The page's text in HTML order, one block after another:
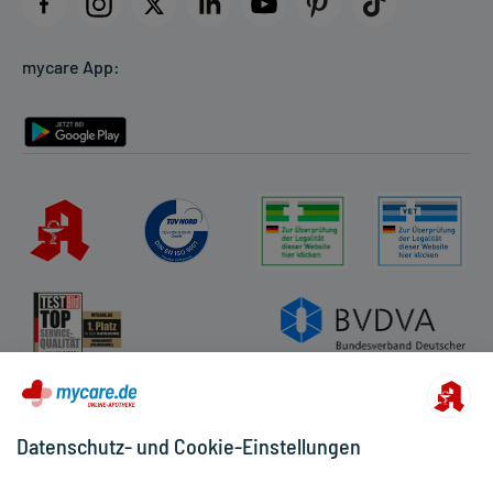
Rückgabe/Widerruf
mycare App:
Datenschutz- und Cookie-Einstellungen